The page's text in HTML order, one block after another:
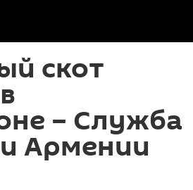
скот
– Служба
Армении